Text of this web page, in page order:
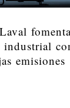
industrial
emisiones